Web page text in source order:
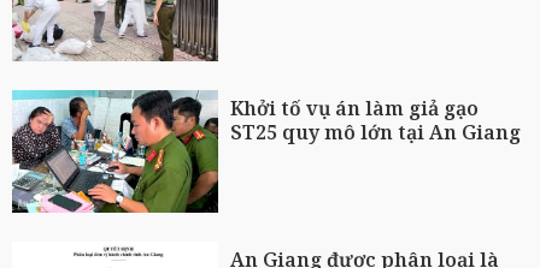
Khởi tố vụ án làm giả gạo
ST25 quy mô lớn tại An Giang
An Giang được phân loại là